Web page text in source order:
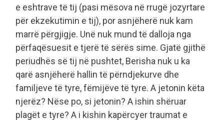
e eshtrave të tij (pasi mësova në rrugë jozyrtare
për ekzekutimin e tij), por asnjëherë nuk kam
marrë përgjigje. Unë nuk mund të dalloja nga
përfaqësuesit e tjerë të sërës sime. Gjatë gjithë
periudhës së tij në pushtet, Berisha nuk u ka
qarë asnjëherë hallin të përndjekurve dhe
familjeve të tyre, fëmijëve të tyre. A jetonin këta
njerëz? Nëse po, si jetonin? A ishin shëruar
plagët e tyre? A i kishin kapërcyer traumat e